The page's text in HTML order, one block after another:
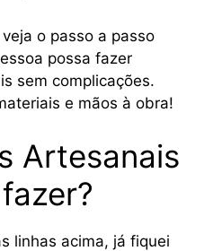
o passo a passo
possa fazer
sem complicações.
e mãos à obra!
Artesanais
linhas acima, já fiquei